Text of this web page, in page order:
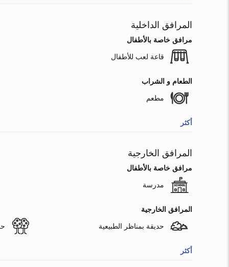
المرافق الداخلية
مرافق خاصة بالأطفال
قاعة لعب للأطفال
الطعام و الشراب
مطعم
أكثر
المرافق الخارجية
مرافق خاصة بالأطفال
مدرسة
المرافق الخارجية
حديقة بمناظر الطبيعية
أكثر